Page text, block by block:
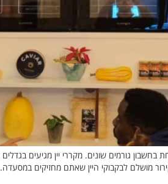
גורמים שונים. מקררי יין מגיעים
מושלם לבקבוקי היין שאתם מחזיקים